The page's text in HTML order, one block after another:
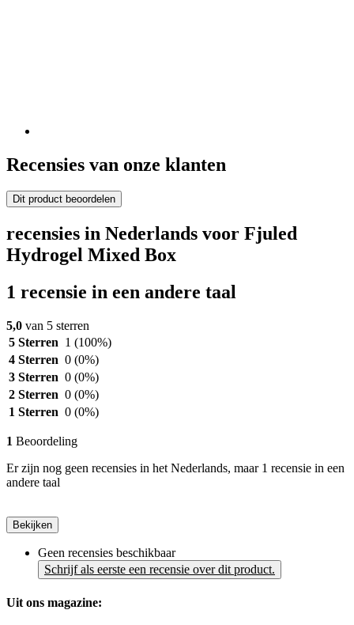
Recensies van onze klanten
Dit product beoordelen
recensies in Nederlands voor Fjuled
Hydrogel Mixed Box
1 recensie in een andere taal
5,0 van 5 sterren
5 Sterren 1 (100%)
4 Sterren 0 (0%)
3 Sterren 0 (0%)
2 Sterren 0 (0%)
1 Sterren 0 (0%)
1 Beoordeling
Er zijn nog geen recensies in het Nederlands, maar 1 recensie in een
andere taal
Bekijken
Geen recensies beschikbaar
Schrijf als eerste een recensie over dit product.
Uit ons magazine: